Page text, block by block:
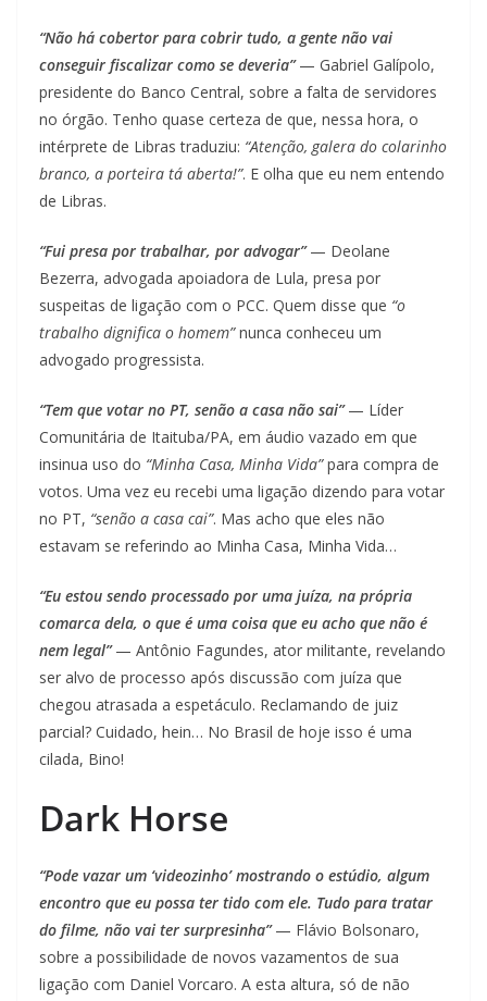
“Não há cobertor para cobrir tudo, a gente não vai
conseguir fiscalizar como se deveria”— Gabriel Galípolo,
presidente do Banco Central, sobre a falta de servidores
no órgão. Tenho quase certeza de que, nessa hora, o
intérprete de Libras traduziu: “Atenção, galera do colarinho
branco, a porteira tá aberta!”. E olha que eu nem entendo
de Libras.
“Fui presa por trabalhar, por advogar”— Deolane
Bezerra, advogada apoiadora de Lula, presa por
suspeitas de ligação com o PCC. Quem disse que “o
trabalho dignifica o homem”nunca conheceu um
advogado progressista.
“Tem que votar no PT, senão a casa não sai”— Líder
Comunitária de Itaituba/PA, em áudio vazado em que
insinua uso do “Minha Casa, Minha Vida”para compra de
votos. Uma vez eu recebi uma ligação dizendo para votar
no PT, “senão a casa cai”. Mas acho que eles não
estavam se referindo ao Minha Casa, Minha Vida…
“Eu estou sendo processado por uma juíza, na própria
comarca dela, o que é uma coisa que eu acho que não é
nem legal”— Antônio Fagundes, ator militante, revelando
ser alvo de processo após discussão com juíza que
chegou atrasada a espetáculo. Reclamando de juiz
parcial? Cuidado, hein… No Brasil de hoje isso é uma
cilada, Bino!
Dark Horse
“Pode vazar um ‘videozinho’ mostrando o estúdio, algum
encontro que eu possa ter tido com ele. Tudo para tratar
do filme, não vai ter surpresinha”— Flávio Bolsonaro,
sobre a possibilidade de novos vazamentos de sua
ligação com Daniel Vorcaro. A esta altura, só de não